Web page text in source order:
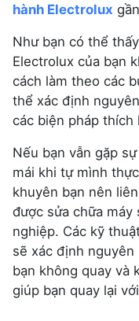
hành Electrolux
Như bạn có thể
Electrolux của bạn
cách làm theo các
thể xác định
các biện pháp thích
Nếu bạn vẫn gặp
mái khi tự mình
khuyên bạn nên
được sửa chữa máy
nghiệp. Các kỹ
sẽ xác định nguyên
bạn không quay và
giúp bạn quay lại